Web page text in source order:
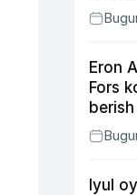
Eron
Fors
Iyul